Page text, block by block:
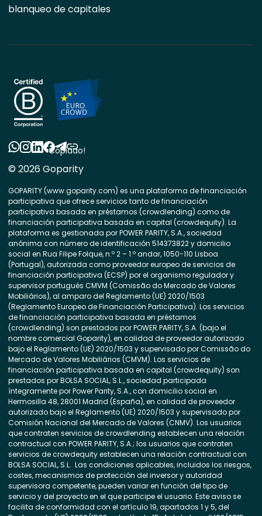
blanqueo de capitales
© 2026 Goparity
GOPARITY (www.goparity.com) es una plataforma de financiación
participativa que ofrece servicios tanto de financiación
participativa basada en préstamos (crowdlending) como de
financiación participativa basada en capital (crowdequity). La
plataforma es gestionada por POWER PARITY, S.A., sociedad
anónima con número de identificación 514373822 y domicilio
social en Rua Filipe Folque, n.º 2 – 1.º andar, 1050-110 Lisboa
(Portugal), autorizada como proveedor europeo de servicios de
financiación participativa (ECSP) por el organismo regulador y
supervisor portugués CMVM (Comissão do Mercado de Valores
Mobiliários), al amparo del Reglamento (UE) 2020/1503
(Reglamento Europeo de Financiación Participativa). Los servicios
de financiación participativa basada en préstamos
(crowdlending) son prestados por POWER PARITY, S.A. (bajo el
nombre comercial Goparity), en calidad de proveedor autorizado
bajo el Reglamento (UE) 2020/1503 y supervisado por Comissão do
Mercado de Valores Mobiliários (CMVM). Los servicios de
financiación participativa basada en capital (crowdequity) son
prestados por BOLSA SOCIAL, S.L., sociedad participada
íntegramente por Power Parity, S.A., con domicilio social en
Hermosilla 48, 28001 Madrid (España), en calidad de proveedor
autorizado bajo el Reglamento (UE) 2020/1503 y supervisado por
Comisión Nacional del Mercado de Valores (CNMV). Los usuarios
que contraten servicios de crowdlending establecen una relación
contractual con POWER PARITY, S.A.; los usuarios que contraten
servicios de crowdequity establecen una relación contractual con
BOLSA SOCIAL, S.L. Las condiciones aplicables, incluidos los riesgos,
costes, mecanismos de protección del inversor y autoridad
supervisora competente, pueden variar en función del tipo de
servicio y del proyecto en el que participe el usuario. Este aviso se
facilita de conformidad con el artículo 19, apartados 1 y 5, del
Copiado!